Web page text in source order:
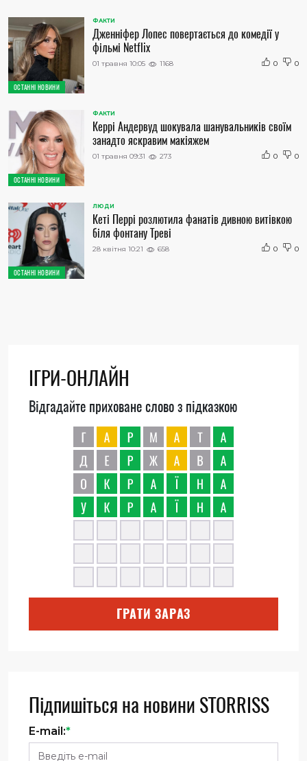
ОСТАННІ НОВИНИ
ФАКТИ
Дженніфер Лопес повертається до комедії у
фільмі Netflix
01 травня 10:05 1168 0 0
ОСТАННІ НОВИНИ
ФАКТИ
Керрі Андервуд шокувала шанувальників своїм
занадто яскравим макіяжем
01 травня 09:31 273 0 0
ОСТАННІ НОВИНИ
ЛЮДИ
Кеті Перрі розлютила фанатів дивною витівкою
біля фонтану Треві
28 квітня 10:21 658 0 0
ІГРИ-ОНЛАЙН
Відгадайте приховане слово з підказкою
ГРАТИ ЗАРАЗ
Підпишіться на новини STORRISS
E-mail:*